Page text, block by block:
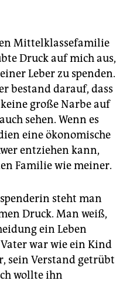
Mittelklassefamilie
Druck auf mich aus,
Leber zu spenden.
bestand darauf, dass
große Narbe auf
sehen. Wenn es
eine ökonomische
entziehen kann,
Familie wie meiner.
steht man
Druck. Man weiß,
ein Leben
war wie ein Kind
sein Verstand getrübt
wollte ihn